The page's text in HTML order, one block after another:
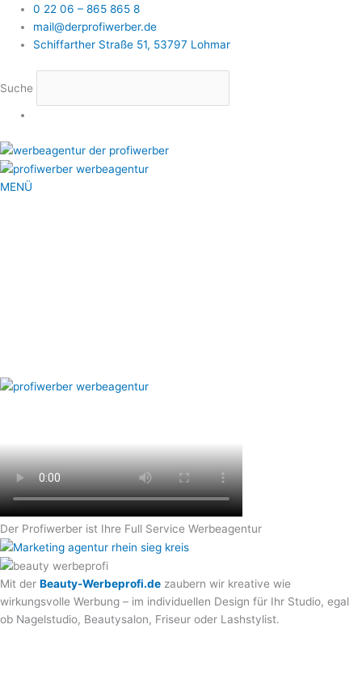
0 22 06 – 865 865 8
mail@derprofiwerber.de
Schiffarther Straße 51, 53797 Lohmar
Suche
MENÜ
Der Profiwerber ist Ihre Full Service Werbeagentur
Mit der Beauty-Werbeprofi.de zaubern wir kreative wie
wirkungsvolle Werbung – im individuellen Design für Ihr Studio, egal
ob Nagelstudio, Beautysalon, Friseur oder Lashstylist.